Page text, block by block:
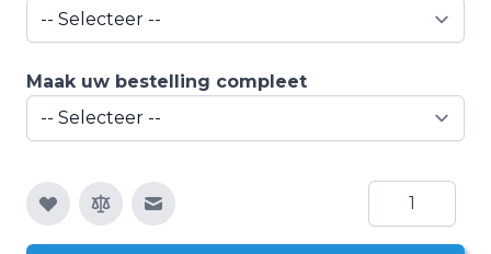
Maak uw bestelling compleet
E-mail naar een vriend
Aantal